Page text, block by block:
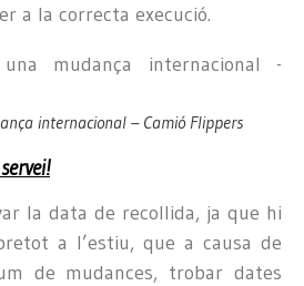
a la correcta execució.
internacional – Camió Flippers
la data de recollida, ja que hi
a l’estiu, que a causa de
de mudances, trobar dates